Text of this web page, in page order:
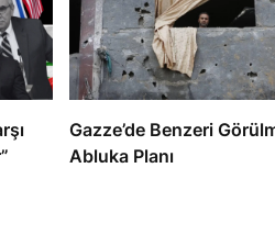
​​​​​​​Gazze’de Benzeri
Abluka Planı